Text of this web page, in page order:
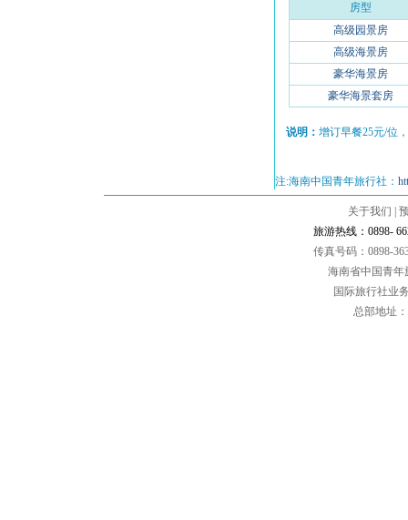
房型
高级园景房
高级海景房
豪华海景房
豪华海景套房
说明： 增订早餐25元/位
注:海南中国青年旅行社：
关于我们
旅游热线：0898-
传真号码：0898-
海南省中国青
国际旅行社业
总部地址